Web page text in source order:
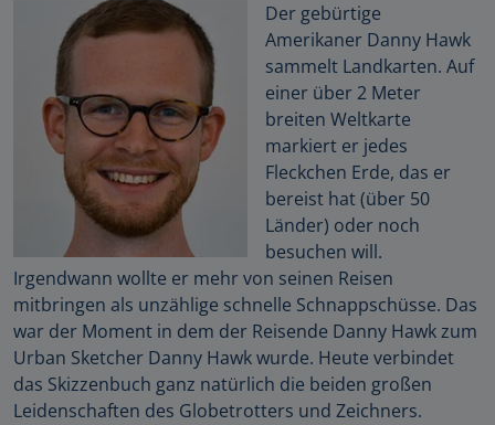
Der gebürtige
Amerikaner Danny Hawk
sammelt Landkarten. Auf
einer über 2 Meter
breiten Weltkarte
markiert er jedes
Fleckchen Erde, das er
bereist hat (über 50
Länder) oder noch
besuchen will.
Irgendwann wollte er mehr von seinen Reisen
mitbringen als unzählige schnelle Schnappschüsse. Das
war der Moment in dem der Reisende Danny Hawk zum
Urban Sketcher Danny Hawk wurde. Heute verbindet
das Skizzenbuch ganz natürlich die beiden großen
Leidenschaften des Globetrotters und Zeichners.